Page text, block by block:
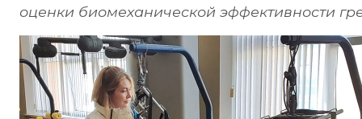
оценки биомеханической эффективности